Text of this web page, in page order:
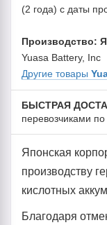
(2 года) с даты
Производство:
Yuasa Battery, Inc
Другие товары
БЫСТРАЯ
перевозчиками по
Японская
производству
кислотных
Благодаря